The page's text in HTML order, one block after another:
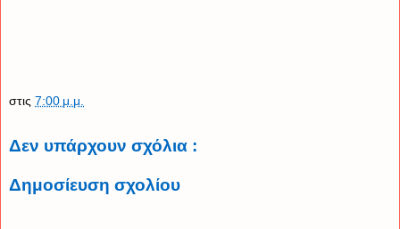
στις 7:00 μ.μ.
Δεν υπάρχουν σχόλια :
Δημοσίευση σχολίου